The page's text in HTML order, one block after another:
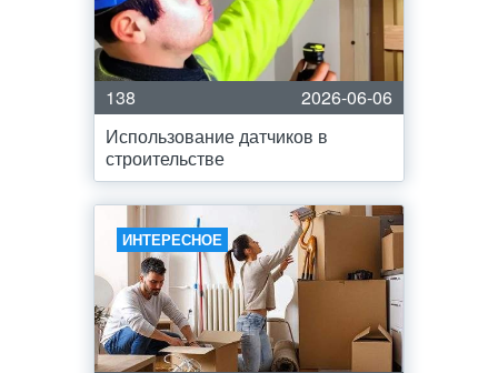
138
2026-06-06
Использование датчиков в
строительстве
ИНТЕРЕСНОЕ